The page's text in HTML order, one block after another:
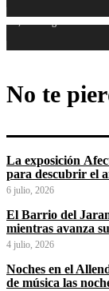
No te
La exposición
para descubrir el
6 julio, 2026
El Barrio del
mientras avanza
4 julio, 2026
Noches en el
de música las